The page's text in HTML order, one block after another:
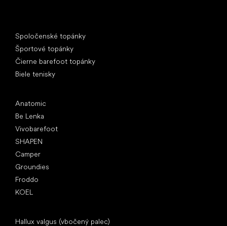
Spoločenské topánky
Športové topánky
Čierne barefoot topánky
Biele tenisky
Anatomic
Be Lenka
Vivobarefoot
SHAPEN
Camper
Groundies
Froddo
KOEL
Hallux valgus (vbočený palec)